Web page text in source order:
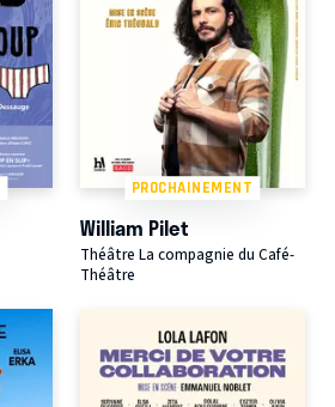
PROCHAINEMENT
William Pilet
Théâtre La compagnie du Café-
Théâtre